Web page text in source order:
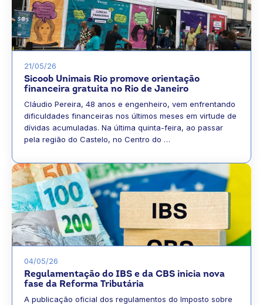
21/05/26
Sicoob Unimais Rio promove orientação
financeira gratuita no Rio de Janeiro
Cláudio Pereira, 48 anos e engenheiro, vem enfrentando
dificuldades financeiras nos últimos meses em virtude de
dívidas acumuladas. Na última quinta-feira, ao passar
pela região do Castelo, no Centro do …
04/05/26
Regulamentação do IBS e da CBS inicia nova
fase da Reforma Tributária
A publicação oficial dos regulamentos do Imposto sobre